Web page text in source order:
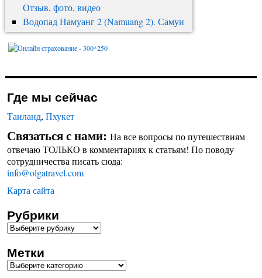
Отзыв, фото, видео
Водопад Намуанг 2 (Namuang 2). Самуи
Где мы сейчас
Таиланд, Пхукет
Связаться с нами: На все вопросы по путешествиям
отвечаю ТОЛЬКО в комментариях к статьям! По поводу
сотрудничества писать сюда:
info@olgatravel.com
Карта сайта
Рубрики
Метки